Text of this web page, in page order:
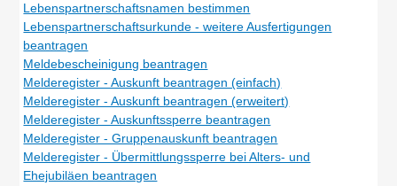
Lebenspartnerschaftsnamen bestimmen
Lebenspartnerschaftsurkunde - weitere Ausfertigungen
beantragen
Meldebescheinigung beantragen
Melderegister - Auskunft beantragen (einfach)
Melderegister - Auskunft beantragen (erweitert)
Melderegister - Auskunftssperre beantragen
Melderegister - Gruppenauskunft beantragen
Melderegister - Übermittlungssperre bei Alters- und
Ehejubiläen beantragen